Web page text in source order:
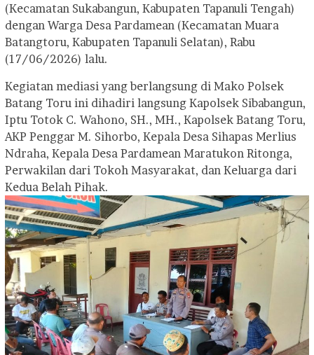
(Kecamatan Sukabangun, Kabupaten Tapanuli Tengah)
dengan Warga Desa Pardamean (Kecamatan Muara
Batangtoru, Kabupaten Tapanuli Selatan), Rabu
(17/06/2026) lalu.
Kegiatan mediasi yang berlangsung di Mako Polsek
Batang Toru ini dihadiri langsung Kapolsek Sibabangun,
Iptu Totok C. Wahono, SH., MH., Kapolsek Batang Toru,
AKP Penggar M. Sihorbo, Kepala Desa Sihapas Merlius
Ndraha, Kepala Desa Pardamean Maratukon Ritonga,
Perwakilan dari Tokoh Masyarakat, dan Keluarga dari
Kedua Belah Pihak.